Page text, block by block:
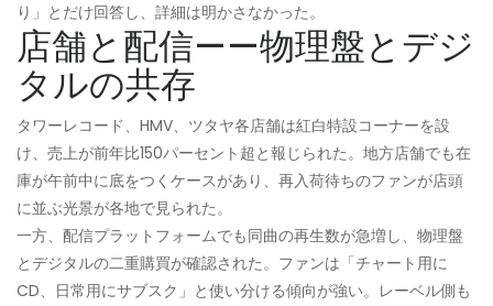
り」とだけ回答し、詳細は明かさなかった。
店舗と配信——物理盤とデジ
タルの共存
タワーレコード、HMV、ツタヤ各店舗は紅白特設コーナーを設
け、売上が前年比150パーセント超と報じられた。地方店舗でも在
庫が午前中に底をつくケースがあり、再入荷待ちのファンが店頭
に並ぶ光景が各地で見られた。
一方、配信プラットフォームでも同曲の再生数が急増し、物理盤
とデジタルの二重購買が確認された。ファンは「チャート用に
CD、日常用にサブスク」と使い分ける傾向が強い。レーベル側も